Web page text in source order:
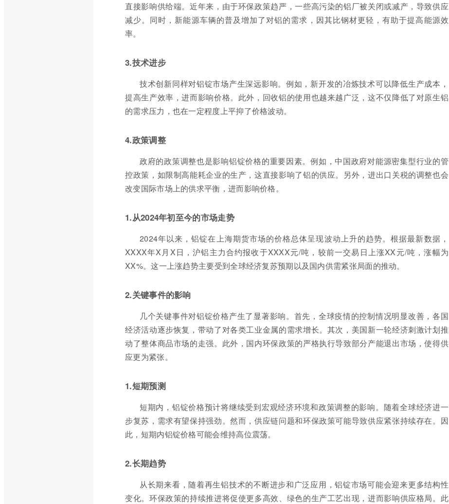
直接影响供给端。近年来，由于环保政策趋严，一些高污染的铝厂被关闭或减产，导致供应
减少。同时，新能源车辆的普及增加了对铝的需求，因其比钢材更轻，有助于提高能源效
率。
3.技术进步
技术创新同样对铝锭市场产生深远影响。例如，新开发的冶炼技术可以降低生产成本，
提高生产效率，进而影响价格。此外，回收铝的使用也越来越广泛，这不仅降低了对原生铝
的需求压力，也在一定程度上平抑了价格波动。
4.政策调整
政府的政策调整也是影响铝锭价格的重要因素。例如，中国政府对能源密集型行业的管
控政策，如限制高能耗企业的生产，这直接影响了铝的供应。另外，进出口关税的调整也会
改变国际市场上的供求平衡，进而影响价格。
1.从2024年初至今的市场走势
2024年以来，铝锭在上海期货市场的价格总体呈现波动上升的趋势。根据最新数据，
XXXX年X月X日，沪铝主力合约报收于XXXX元/吨，较前一交易日上涨XX元/吨，涨幅为
XX%。这一上涨趋势主要受到全球经济复苏预期以及国内供需紧张局面的推动。
2.关键事件的影响
几个关键事件对铝锭价格产生了显著影响。首先，全球疫情的控制情况明显改善，各国
经济活动逐步恢复，带动了对各类工业金属的需求增长。其次，美国新一轮经济刺激计划推
动了整体商品市场的走强。此外，国内环保政策的严格执行导致部分产能退出市场，使得供
应更为紧张。
1.短期预测
短期内，铝锭价格预计将继续受到宏观经济环境和政策调整的影响。随着全球经济进一
步复苏，需求有望保持强劲。然而，供应链问题和环保政策可能导致供应紧张持续存在。因
此，短期内铝锭价格可能会维持高位震荡。
2.长期趋势
从长期来看，随着再生铝技术的不断进步和广泛应用，铝锭市场可能会迎来更多结构性
变化。环保政策的持续推进将促使更多高效、绿色的生产工艺出现，进而影响供应格局。此